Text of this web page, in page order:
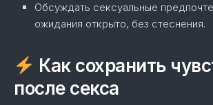
Обсуждать сексуальные
ожидания открыто, без стеснения.
Как сохранить
после секса